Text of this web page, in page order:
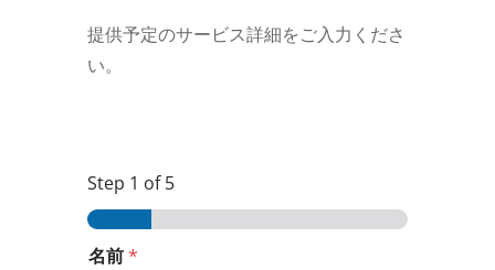
提供予定のサービス詳細をご入力くださ
い。
Step 1 of 5
名前*